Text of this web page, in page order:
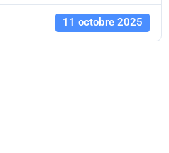
11 octobre 2025